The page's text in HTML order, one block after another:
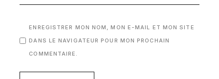
ENREGISTRER MON NOM, MON E-MAIL ET MON SITE
DANS LE NAVIGATEUR POUR MON PROCHAIN
COMMENTAIRE.